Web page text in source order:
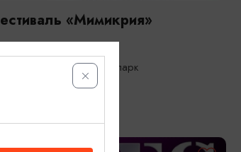
«Мимикрия»
Калининградский зоопарк